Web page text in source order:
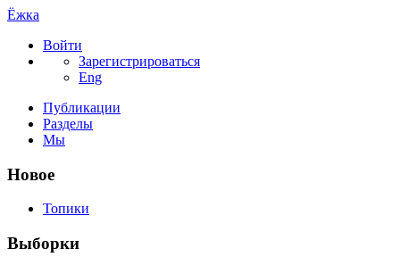
Ёжка
Войти
Зарегистрироваться
Eng
Публикации
Разделы
Мы
Новое
Топики
Выборки